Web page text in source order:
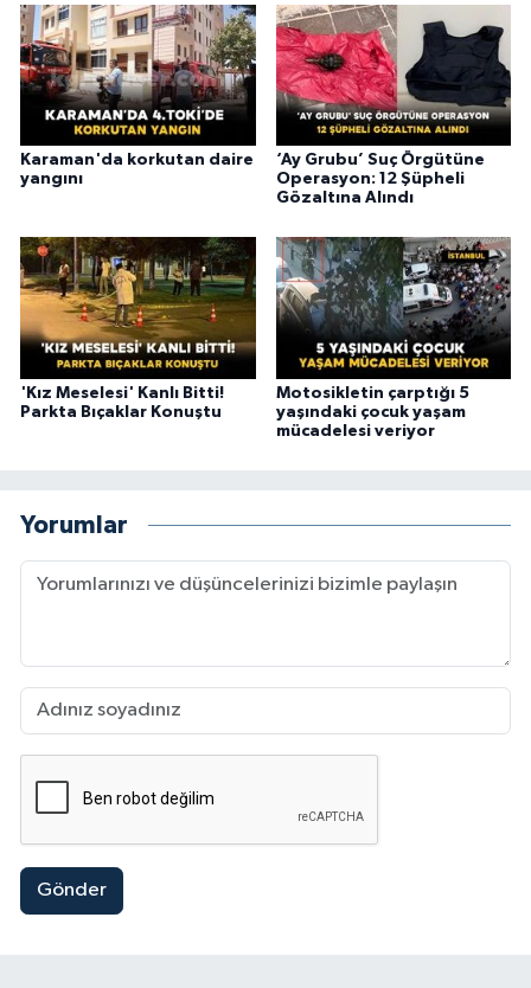
Karaman'da korkutan daire
yangını
‘Ay Grubu’ Suç Örgütüne
Operasyon: 12 Şüpheli
Gözaltına Alındı
'Kız Meselesi' Kanlı Bitti!
Parkta Bıçaklar Konuştu
Motosikletin çarptığı 5
yaşındaki çocuk yaşam
mücadelesi veriyor
Yorumlar
Gönder